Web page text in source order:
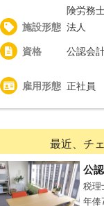
施設形態
険労務
法人
資格 公認会
雇用形態 正社員
最近、チ
公
税理
年俸